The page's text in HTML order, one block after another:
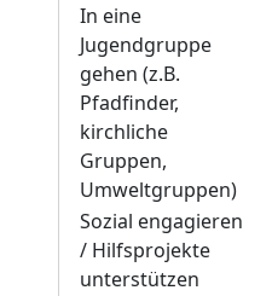
In eine
Jugendgruppe
gehen (z.B.
Pfadfinder,
kirchliche
Gruppen,
Umweltgruppen)
Sozial engagieren
/ Hilfsprojekte
unterstützen